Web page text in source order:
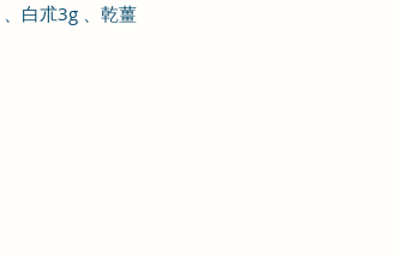
、白朮3g 、乾薑